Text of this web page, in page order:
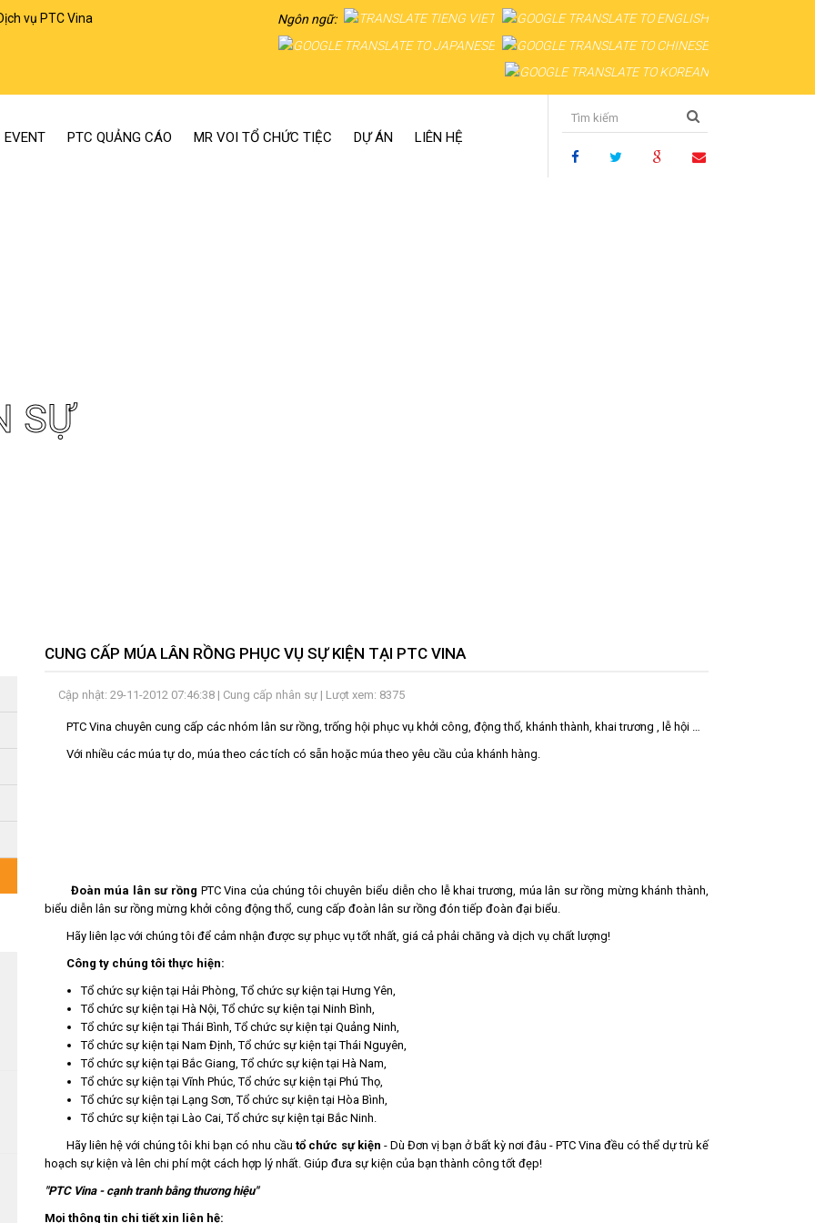
vụ PTC Vina Ngôn ngữ:
EVENT PTC QUẢNG CÁO MR VOI TỔ CHỨC TIỆC DỰ ÁN LIÊN HỆ
SỰ
CUNG CẤP MÚA LÂN RỒNG PHỤC VỤ SỰ KIỆN TẠI PTC VINA
Cập nhật: 29-11-2012 07:46:38 | Cung cấp nhân sự | Lượt xem: 8375
PTC Vina chuyên cung cấp các nhóm lân sư rồng, trống hội phục vụ khởi công, động thổ, khánh thành, khai trương , lễ hội …
Với nhiều các múa tự do, múa theo các tích có sẵn hoặc múa theo yêu cầu của khánh hàng.
Đoàn múa lân sư rồng PTC Vina của chúng tôi chuyên biểu diễn cho lễ khai trương, múa lân sư rồng mừng khánh thành,
biểu diễn lân sư rồng mừng khởi công động thổ, cung cấp đoàn lân sư rồng đón tiếp đoàn đại biểu.
Hãy liên lạc với chúng tôi để cảm nhận được sự phục vụ tốt nhất, giá cả phải chăng và dịch vụ chất lượng!
Công ty chúng tôi thực hiện:
Tổ chức sự kiện tại Hải Phòng, Tổ chức sự kiện tại Hưng Yên,
Tổ chức sự kiện tại Hà Nội, Tổ chức sự kiện tại Ninh Bình,
Tổ chức sự kiện tại Thái Bình, Tổ chức sự kiện tại Quảng Ninh,
Tổ chức sự kiện tại Nam Định, Tổ chức sự kiện tại Thái Nguyên,
Tổ chức sự kiện tại Bắc Giang, Tổ chức sự kiện tại Hà Nam,
Tổ chức sự kiện tại Vĩnh Phúc, Tổ chức sự kiện tại Phú Thọ,
Tổ chức sự kiện tại Lạng Sơn, Tổ chức sự kiện tại Hòa Bình,
Tổ chức sự kiện tại Lào Cai, Tổ chức sự kiện tại Bắc Ninh.
Hãy liên hệ với chúng tôi khi bạn có nhu cầutổ chức sự kiện - Dù Đơn vị bạn ở bất kỳ nơi đâu - PTC Vina đều có thể dự trù kế
hoạch sự kiện và lên chi phí một cách hợp lý nhất. Giúp đưa sự kiện của bạn thành công tốt đẹp!
"PTC Vina - cạnh tranh bằng thương hiệu"
Mọi thông tin chi tiết xin liên hệ: